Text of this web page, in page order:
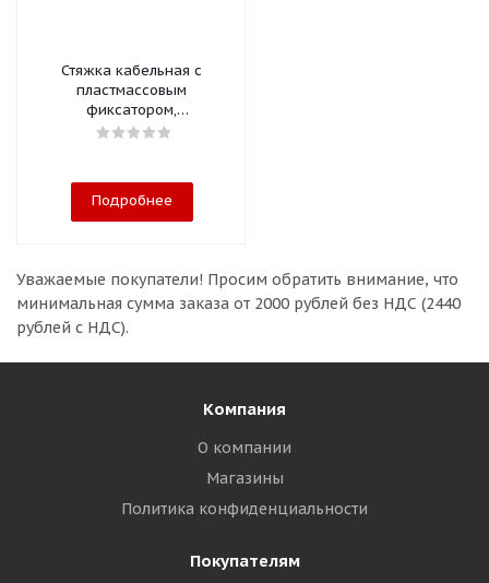
Стяжка кабельная с
пластмассовым
фиксатором,
морозостойкая до -40°С
Подробнее
Уважаемые покупатели! Просим обратить внимание, что
минимальная сумма заказа от 2000 рублей без НДС (2440
рублей с НДС).
Компания
О компании
Магазины
Политика конфиденциальности
Покупателям